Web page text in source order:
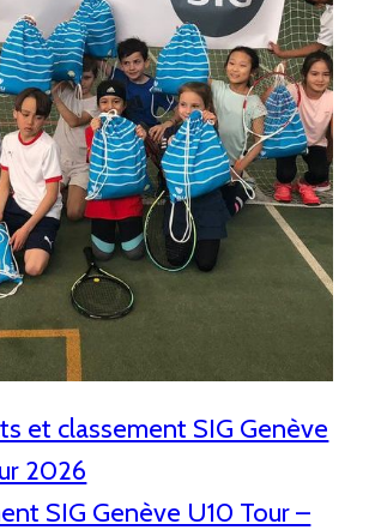
et classement SIG Genève
2026
SIG Genève U10 Tour –